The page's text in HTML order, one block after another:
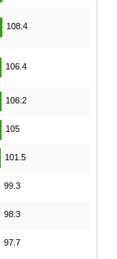
108.4
106.4
106.2
105
101.5
99.3
98.3
97.7